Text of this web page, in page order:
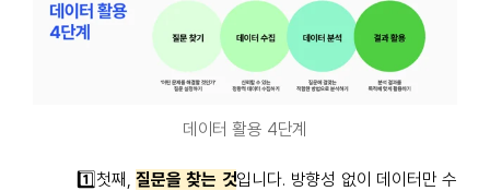
데이터 활용 4단계
1️⃣첫째,질문을 찾는 것입니다. 방향성 없이 데이터만 수